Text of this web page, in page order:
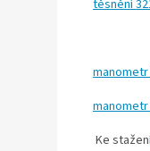
těsnění
manometr
manometr
Ke